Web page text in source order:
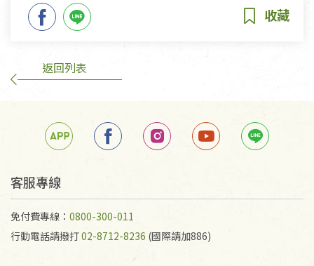
返回列表
客服專線
免付費專線： 0800-300-011
行動電話請撥打02-8712-8236 (國際請加886)